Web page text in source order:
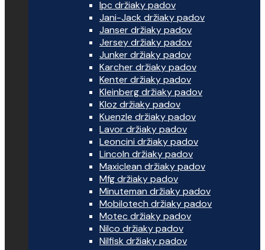
Ipc držiaky padov
Jani-Jack držiaky padov
Janser držiaky padov
Jersey držiaky padov
Junker držiaky padov
Karcher držiaky padov
Kenter držiaky padov
Kleinberg držiaky padov
Kloz držiaky padov
Kuenzle držiaky padov
Lavor držiaky padov
Leoncini držiaky padov
Lincoln držiaky padov
Maxiclean držiaky padov
Mfg držiaky padov
Minuteman držiaky padov
Mobilotech držiaky padov
Motec držiaky padov
Nilco držiaky padov
Nilfisk držiaky padov